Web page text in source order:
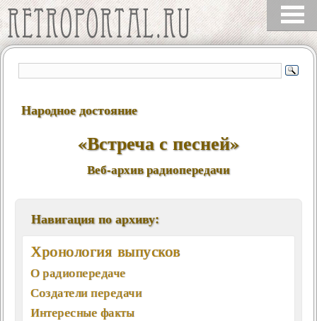
Народное достояние
«Встреча с песней»
Веб-архив радиопередачи
Навигация по архиву:
Хронология выпусков
О радиопередаче
Создатели передачи
Интересные факты